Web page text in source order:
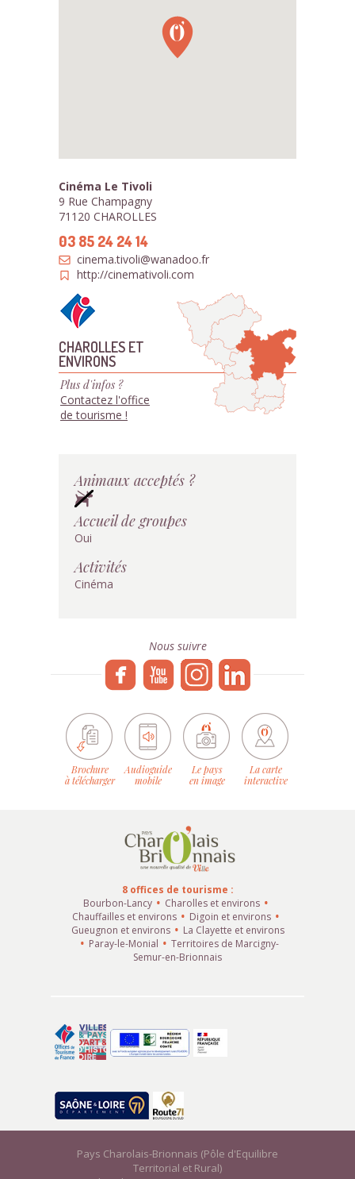
Cinéma Le Tivoli
9 Rue Champagny
71120 CHAROLLES
03 85 24 24 14
cinema.tivoli@wanadoo.fr
http://cinemativoli.com
CHAROLLES ET
ENVIRONS
Plus d'infos ?
Contactez l'office
de tourisme !
Animaux acceptés ?
Accueil de groupes
Oui
Activités
Cinéma
Nous suivre
Brochure
à télécharger
Audioguide
mobile
Le pays
en image
La carte
interactive
8 offices de tourisme :
Bourbon-Lancy
Charolles et environs
Chauffailles et environs
Digoin et environs
Gueugnon et environs
La Clayette et environs
Paray-le-Monial
Territoires de Marcigny-
Semur-en-Brionnais
Pays Charolais-Brionnais (Pôle d'Equilibre
Territorial et Rural)